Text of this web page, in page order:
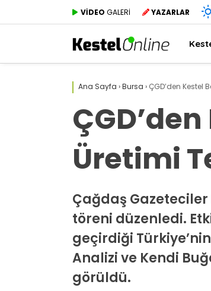
VİDEO GALERİ YAZARLAR
Ana Sayfa ›Bursa › ÇGD’den Kestel
Üretimi
Çağdaş Gazeteciler
töreni düzenledi.
geçirdiği
Analizi ve Kendi
görüldü.